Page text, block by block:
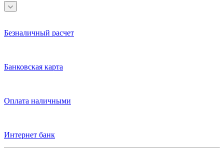
Безналичный расчет
Банковская карта
Оплата наличными
Интернет банк